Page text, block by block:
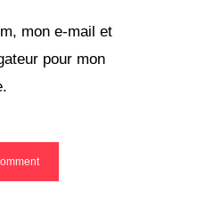
mon e-mail et
pour mon